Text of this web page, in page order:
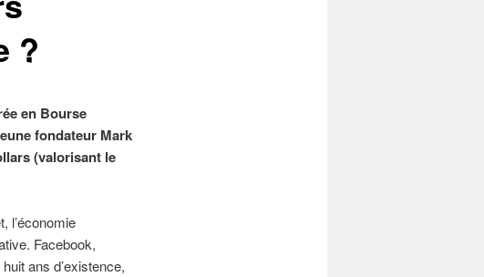
?
en Bourse
fondateur Mark
(valorisant le
l’économie
Facebook,
ans d’existence,